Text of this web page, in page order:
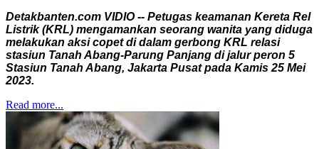
Detakbanten.com VIDIO -- Petugas keamanan Kereta Rel
Listrik (KRL) mengamankan seorang wanita yang diduga
melakukan aksi copet di dalam gerbong KRL relasi
stasiun Tanah Abang-Parung Panjang di jalur peron 5
Stasiun Tanah Abang, Jakarta Pusat pada Kamis 25 Mei
2023.
Read more...